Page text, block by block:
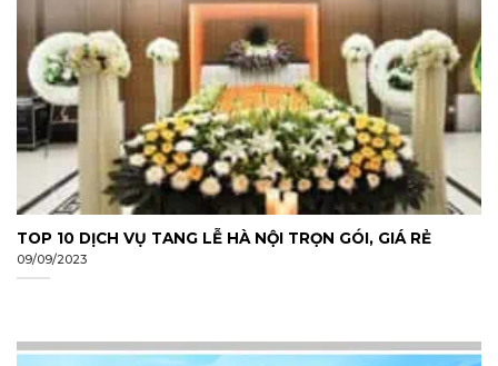
TOP 10 DỊCH VỤ TANG LỄ HÀ NỘI TRỌN GÓI, GIÁ RẺ
09/09/2023